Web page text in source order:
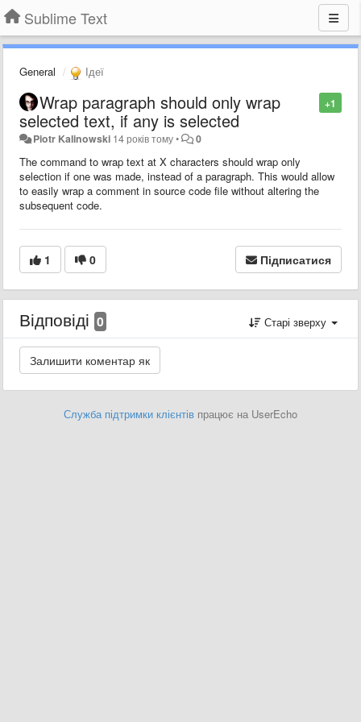
Sublime Text
General Ідеї
+1
Wrap paragraph should only wrap
selected text, if any is selected
Piotr Kalinowski 14 років тому• 0
The command to wrap text at X characters should wrap only
selection if one was made, instead of a paragraph. This would allow
to easily wrap a comment in source code file without altering the
subsequent code.
1 0 Підписатися
Відповіді 0 Старі зверху
Служба підтримки клієнтів працює на UserEcho